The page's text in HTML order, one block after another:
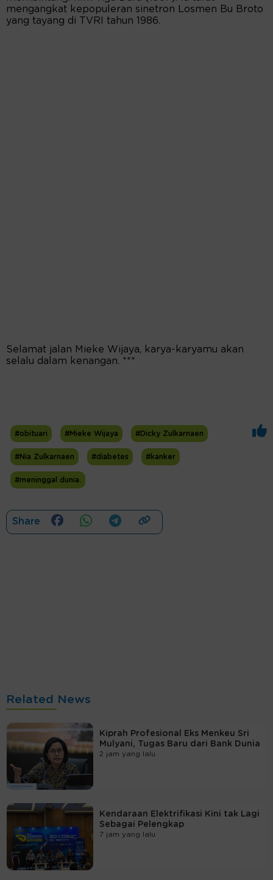
mengangkat kepopuleran sinetron Losmen Bu Broto
yang tayang di TVRI tahun 1986.
Selamat jalan Mieke Wijaya, karya-karyamu akan
selalu dalam kenangan. ***
#obituari #Mieke Wijaya #Dicky Zulkarnaen
#Nia Zulkarnaen #diabetes #kanker
#meninggal dunia.
Share
Related News
Kiprah Profesional Eks Menkeu Sri
Mulyani, Tugas Baru dari Bank Dunia
2 jam yang lalu
Kendaraan Elektrifikasi Kini tak Lagi
Sebagai Pelengkap
7 jam yang lalu